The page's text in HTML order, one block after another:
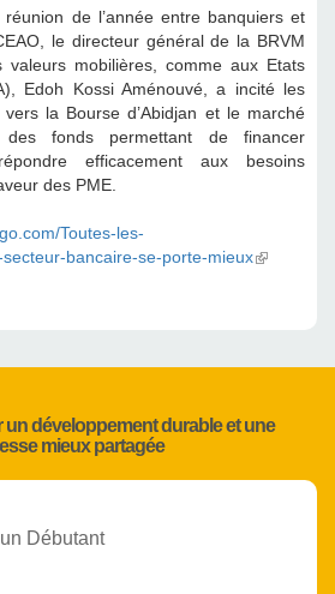
de l’année entre banquiers et
le directeur général de la BRVM
valeurs mobilières, comme aux Etats
Edoh Kossi Aménouvé, a incité les
la Bourse d’Abidjan et le marché
fonds permettant de financer
efficacement aux besoins
des PME.
Toutes-les-
bancaire-se-porte-mieux(link is
un développement durable et une
mieux partagée
Débutant